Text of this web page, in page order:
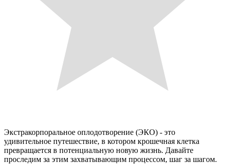
Экстракорпоральное оплодотворение (ЭКО) - это
удивительное путешествие, в котором крошечная клетка
превращается в потенциальную новую жизнь. Давайте
проследим за этим захватывающим процессом, шаг за шагом.